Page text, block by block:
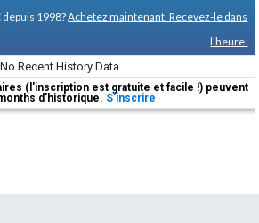
depuis 1998?Achetez maintenant. Recevez-le dans
l'heure.
No Recent History Data
(l'inscription est gratuite et facile !) peuvent
d'historique. S'inscrire